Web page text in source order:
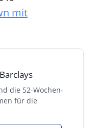
mit
die 52-Wochen-
für die